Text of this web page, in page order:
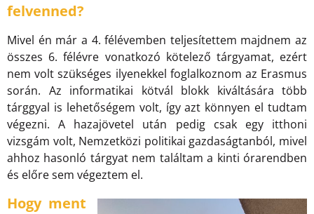
felvenned?
Mivel én már a 4. félévemben teljesítettem majdnem az
összes 6. félévre vonatkozó kötelező tárgyamat, ezért
nem volt szükséges ilyenekkel foglalkoznom az Erasmus
során. Az informatikai kötvál blokk kiváltására több
tárggyal is lehetőségem volt, így azt könnyen el tudtam
végezni. A hazajövetel után pedig csak egy itthoni
vizsgám volt, Nemzetközi politikai gazdaságtanból, mivel
ahhoz hasonló tárgyat nem találtam a kinti órarendben
és előre sem végeztem el.
Hogy ment